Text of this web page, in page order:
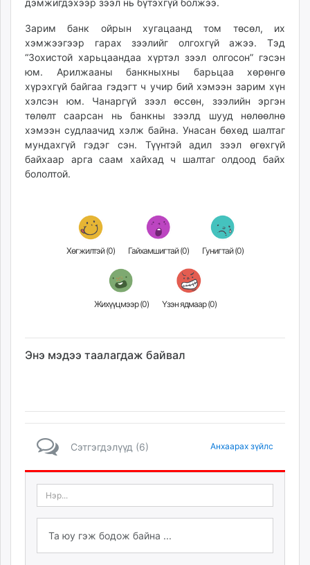
дэмжигдэхээр зээл нь бүтэхгүй болжээ.
Зарим банк ойрын хугацаанд том төсөл, их
хэмжээгээр гарах зээлийг олгохгүй ажээ. Тэд
“Зохистой харьцаандаа хүртэл зээл олгосон” гэсэн
юм. Арилжааны банкныхны барьцаа хөрөнгө
хүрэхгүй байгаа гэдэгт ч учир бий хэмээн зарим хүн
хэлсэн юм. Чанаргүй зээл өссөн, зээлийн эргэн
төлөлт саарсан нь банкны зээлд шууд нөлөөлнө
хэмээн судлаачид хэлж байна. Унасан бөхөд шалтаг
мундахгүй гэдэг сэн. Түүнтэй адил зээл өгөхгүй
байхаар арга саам хайхад ч шалтаг олдоод байх
бололтой.
Хөгжилтэй (0) Гайхамшигтай (0) Гунигтай (0)
Жихүүцмээр (0) Үзэн ядмаар (0)
Энэ мэдээ таалагдаж байвал
Сэтгэгдэлүүд (6) Анхаарах зүйлс